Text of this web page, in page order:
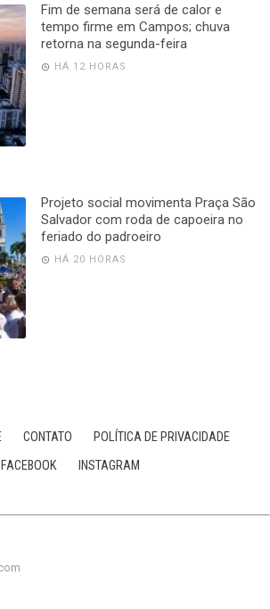
Fim de semana será de calor e
tempo firme em Campos; chuva
retorna na segunda-feira
HÁ 12 HORAS
Projeto social movimenta Praça São
Salvador com roda de capoeira no
feriado do padroeiro
HÁ 20 HORAS
CONTATO
POLÍTICA DE PRIVACIDADE
FACEBOOK
INSTAGRAM